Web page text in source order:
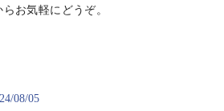
らお気軽にどうぞ。
08/05